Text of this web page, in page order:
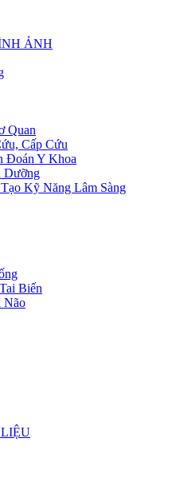
ẢNH
Quan
Cấp Cứu
Đoán Y Khoa
Dưỡng
Kỹ Năng Lâm Sàng
Biến
Não